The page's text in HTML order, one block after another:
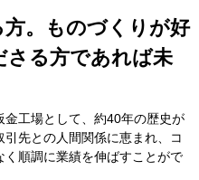
。ものづくりが好
さる方であれば未
金工場として、約40年の歴史が
先との人間関係に恵まれ、コ
順調に業績を伸ばすことがで